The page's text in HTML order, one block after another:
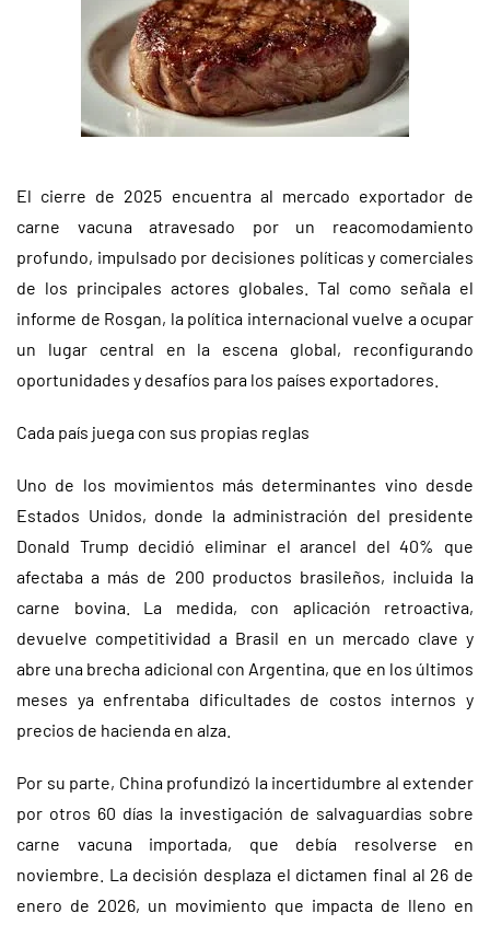
El cierre de 2025 encuentra al mercado exportador de
carne vacuna atravesado por un reacomodamiento
profundo, impulsado por decisiones políticas y comerciales
de los principales actores globales. Tal como señala el
informe de Rosgan, la política internacional vuelve a ocupar
un lugar central en la escena global, reconfigurando
oportunidades y desafíos para los países exportadores.
Cada país juega con sus propias reglas
Uno de los movimientos más determinantes vino desde
Estados Unidos, donde la administración del presidente
Donald Trump decidió eliminar el arancel del 40% que
afectaba a más de 200 productos brasileños, incluida la
carne bovina. La medida, con aplicación retroactiva,
devuelve competitividad a Brasil en un mercado clave y
abre una brecha adicional con Argentina, que en los últimos
meses ya enfrentaba dificultades de costos internos y
precios de hacienda en alza.
Por su parte, China profundizó la incertidumbre al extender
por otros 60 días la investigación de salvaguardias sobre
carne vacuna importada, que debía resolverse en
noviembre. La decisión desplaza el dictamen final al 26 de
enero de 2026, un movimiento que impacta de lleno en